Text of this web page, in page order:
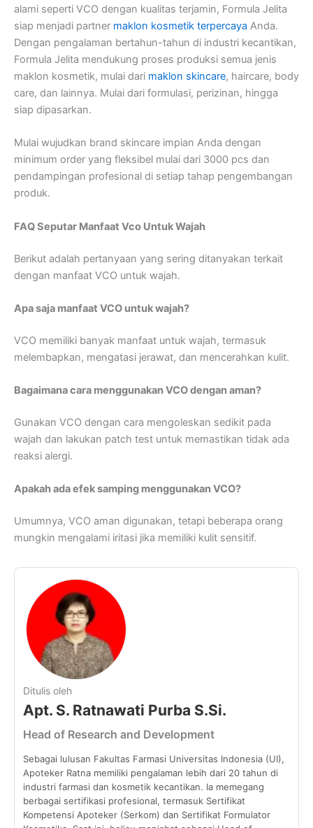
alami seperti VCO dengan kualitas terjamin, Formula Jelita
siap menjadi partner maklon kosmetik terpercaya Anda.
Dengan pengalaman bertahun-tahun di industri kecantikan,
Formula Jelita mendukung proses produksi semua jenis
maklon kosmetik, mulai dari maklon skincare, haircare, body
care, dan lainnya. Mulai dari formulasi, perizinan, hingga
siap dipasarkan.
Mulai wujudkan brand skincare impian Anda dengan
minimum order yang fleksibel mulai dari 3000 pcs dan
pendampingan profesional di setiap tahap pengembangan
produk.
FAQ Seputar Manfaat Vco Untuk Wajah
Berikut adalah pertanyaan yang sering ditanyakan terkait
dengan manfaat VCO untuk wajah.
Apa saja manfaat VCO untuk wajah?
VCO memiliki banyak manfaat untuk wajah, termasuk
melembapkan, mengatasi jerawat, dan mencerahkan kulit.
Bagaimana cara menggunakan VCO dengan aman?
Gunakan VCO dengan cara mengoleskan sedikit pada
wajah dan lakukan patch test untuk memastikan tidak ada
reaksi alergi.
Apakah ada efek samping menggunakan VCO?
Umumnya, VCO aman digunakan, tetapi beberapa orang
mungkin mengalami iritasi jika memiliki kulit sensitif.
Ditulis oleh
Apt. S. Ratnawati Purba S.Si.
Head of Research and Development
Sebagai lulusan Fakultas Farmasi Universitas Indonesia (UI),
Apoteker Ratna memiliki pengalaman lebih dari 20 tahun di
industri farmasi dan kosmetik kecantikan. Ia memegang
berbagai sertifikasi profesional, termasuk Sertifikat
Kompetensi Apoteker (Serkom) dan Sertifikat Formulator